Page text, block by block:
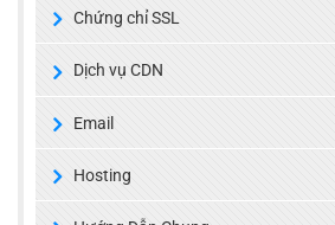
Chứng chỉ SSL
Dịch vụ CDN
Email
Hosting